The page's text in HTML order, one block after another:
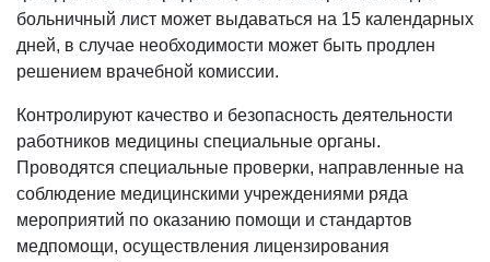
больничный лист может выдаваться на 15 календарных
дней, в случае необходимости может быть продлен
решением врачебной комиссии.
Контролируют качество и безопасность деятельности
работников медицины специальные органы.
Проводятся специальные проверки, направленные на
соблюдение медицинскими учреждениями ряда
мероприятий по оказанию помощи и стандартов
медпомощи, осуществления лицензирования